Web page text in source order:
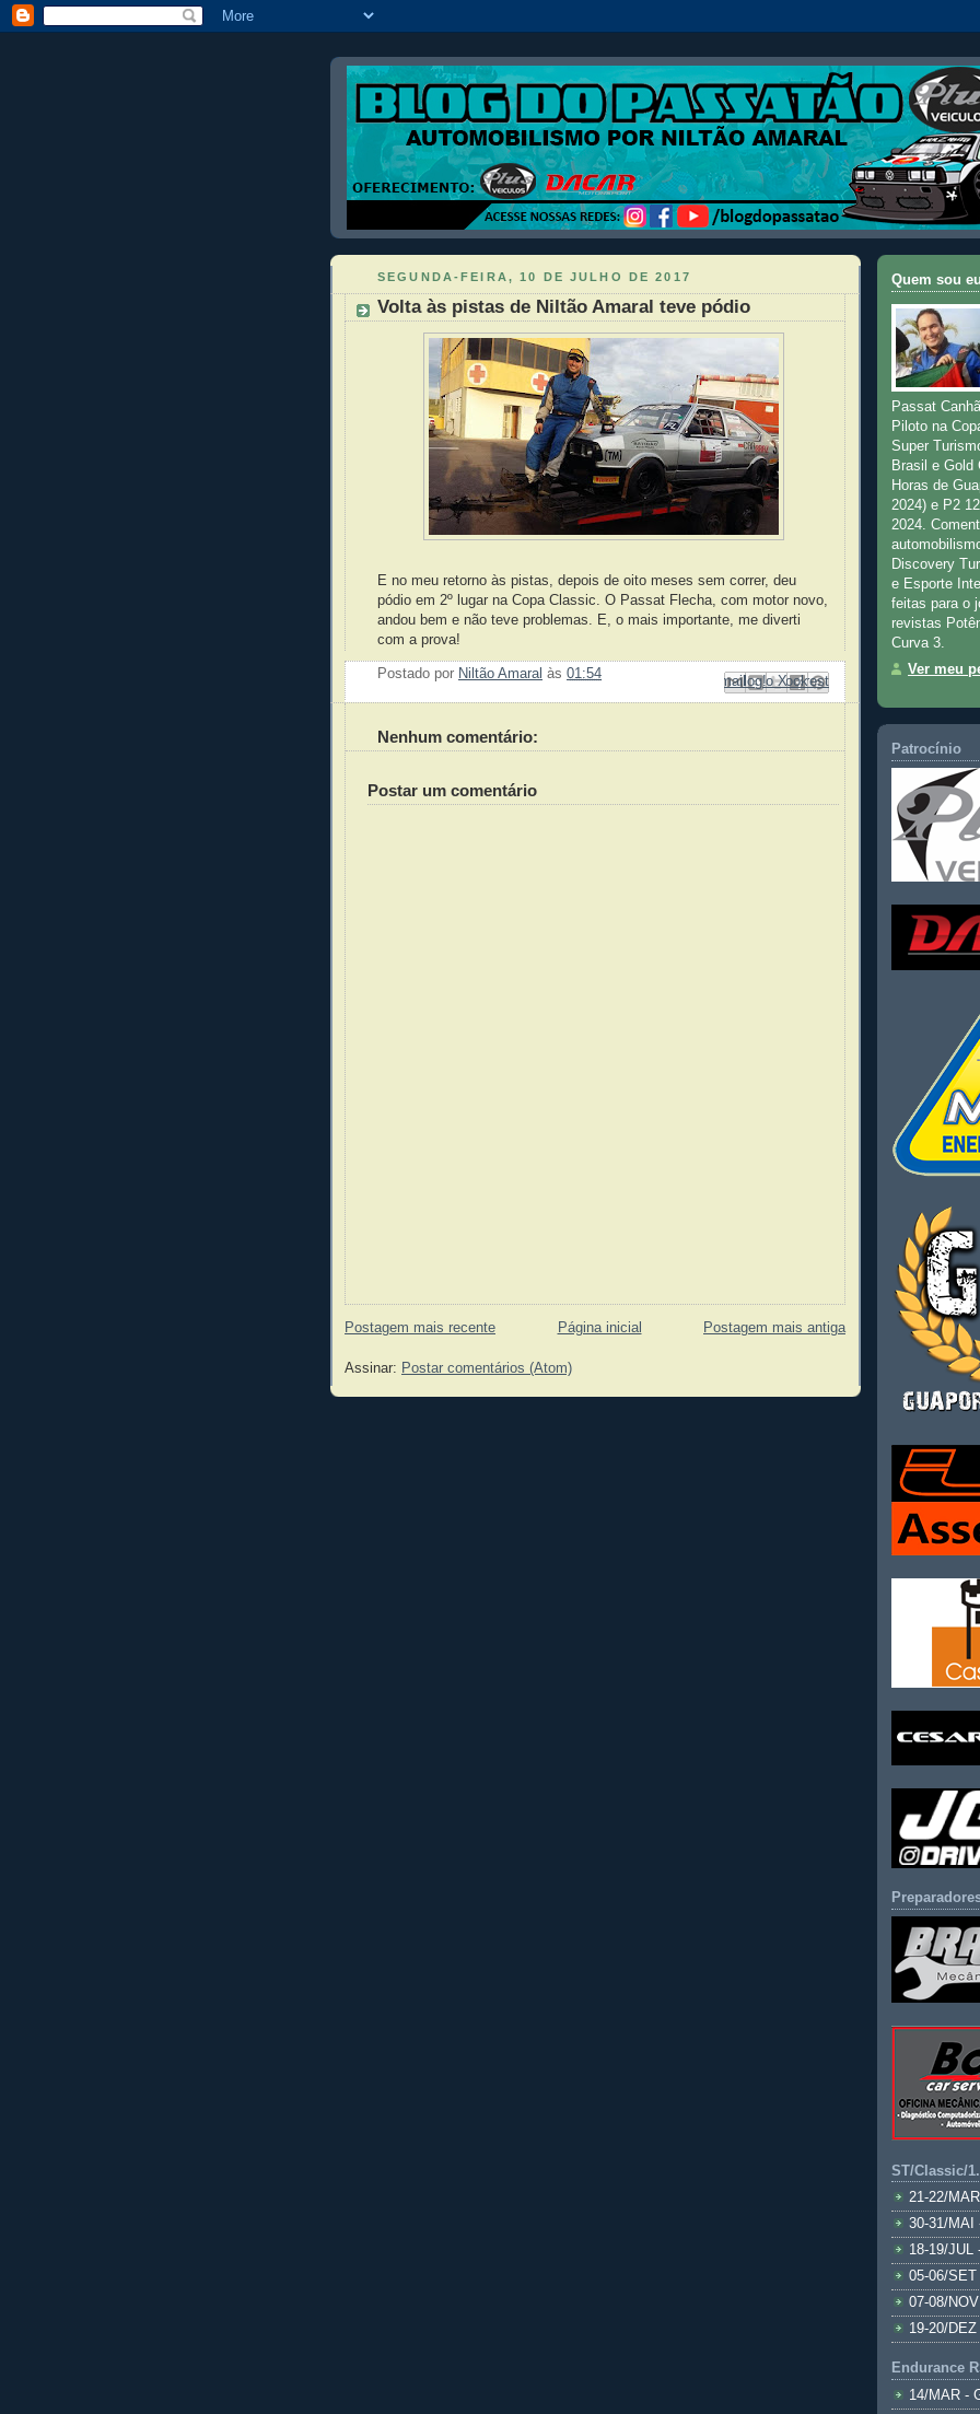
SEGUNDA-FEIRA, 10 DE JULHO DE 2017
Volta às pistas de Niltão Amaral teve pódio
E no meu retorno às pistas, depois de oito meses sem correr, deu
pódio em 2º lugar na Copa Classic. O Passat Flecha, com motor novo,
andou bem e não teve problemas. E, o mais importante, me diverti
com a prova!
Postado por Niltão Amaral às 01:54 Enviar por e-mail
Postar no blog!
Compartilhar no X
Compartilhar no Facebook
Compartilhar com o Pinterest
Nenhum comentário:
Postar um comentário
Postagem mais recente Postagem mais antiga
Página inicial
Assinar: Postar comentários (Atom)
Quem sou
Passat
Piloto na
Super
Brasil e
Horas de
2024) e P2
2024.
Discovery
e Esporte
feitas para o
revistas
Curva 3.
Ver meu
Patrocínio
ST/Classic/
21-22/
30-31/MAI
18-19/JUL
05-06/
07-08/
19-20/
Endurance
14/MAR -